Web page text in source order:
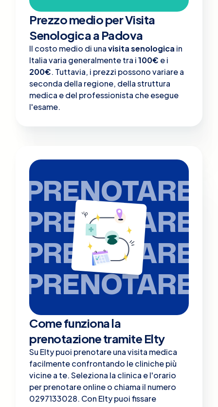
Prezzo medio per Visita
Senologica a Padova
Il costo medio di unavisita senologica in
Italia varia generalmente tra i100€ e i
200€. Tuttavia, i prezzi possono variare a
seconda della regione, della struttura
medica e del professionista che esegue
l'esame.
PRENOTARE
PRENOTARE
PRENOTARE
PRENOTARE
Come funziona la
prenotazione tramite Elty
Su Elty puoi prenotare una visita medica
facilmente confrontando le cliniche più
vicine a te. Seleziona la clinica e l'orario
per prenotare online o chiama il numero
0297133028. Con Elty puoi fissare